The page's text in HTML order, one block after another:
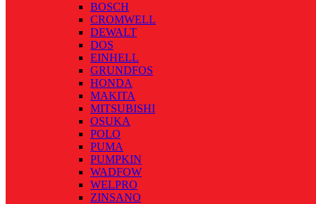
BOSCH
CROMWELL
DEWALT
DOS
EINHELL
GRUNDFOS
HONDA
MAKITA
MITSUBISHI
OSUKA
POLO
PUMA
PUMPKIN
WADFOW
WELPRO
ZINSANO